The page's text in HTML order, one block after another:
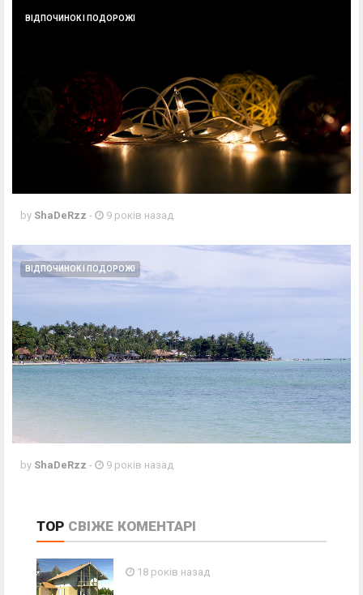
ВІДПОЧИНОК І ПОДОРОЖІ
by ShaDeRzz - 9 років назад
ВІДПОЧИНОК І ПОДОРОЖІ
by ShaDeRzz - 9 років назад
TOP СВІЖЕ КОМЕНТАРІ
18 років назад